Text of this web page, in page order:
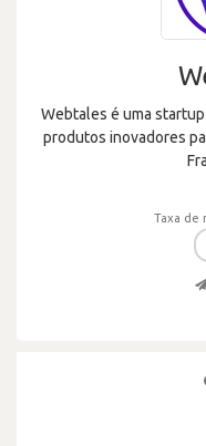
Webtales é uma
produtos inovadores
Taxa de